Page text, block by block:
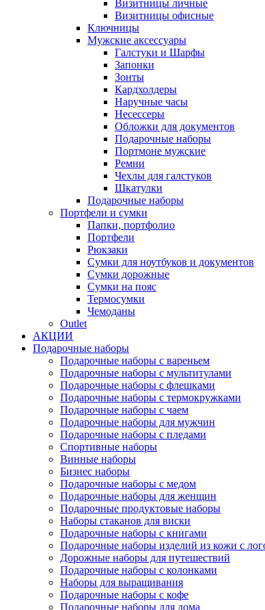
Визитницы личные
Визитницы офисные
Ключницы
Мужские аксессуары
Галстуки и Шарфы
Запонки
Зонты
Кардхолдеры
Наручные часы
Несессеры
Обложки для документов
Подарочные наборы
Портмоне мужские
Ремни
Чехлы для галстуков
Шкатулки
Подарочные наборы
Портфели и сумки
Папки, портфолио
Портфели
Рюкзаки
Сумки для ноутбуков и документов
Сумки дорожные
Сумки на пояс
Термосумки
Чемоданы
Outlet
АКЦИИ
Подарочные наборы
Подарочные наборы с вареньем
Подарочные наборы с мультитулами
Подарочные наборы с флешками
Подарочные наборы с термокружками
Подарочные наборы с чаем
Подарочные наборы для мужчин
Подарочные наборы с пледами
Спортивные наборы
Винные наборы
Бизнес наборы
Подарочные наборы с медом
Подарочные наборы для женщин
Подарочные продуктовые наборы
Наборы стаканов для виски
Подарочные наборы с книгами
Подарочные наборы изделий из кожи с
Дорожные наборы для путешествий
Подарочные наборы с колонками
Наборы для выращивания
Подарочные наборы с кофе
Подарочные наборы для дома